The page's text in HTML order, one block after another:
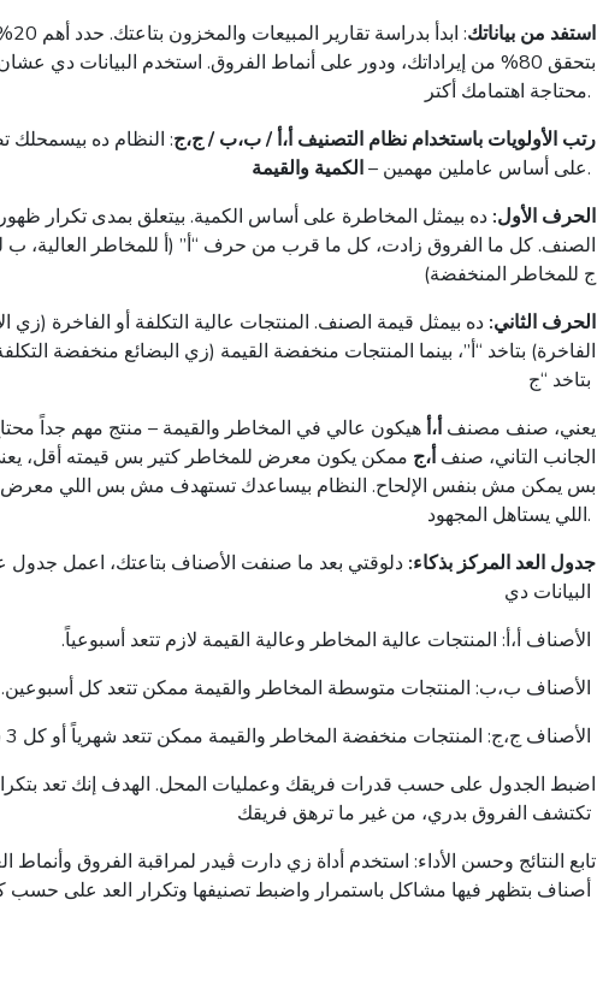
استفد من بياناتك
:
بتحقق 80% من إيراداتك، ودور على أنماط الفروق. استخدم البيانات دي
محتاجة اهتمامك أكتر.
رتب الأولويات باستخدام نظام التصنيف أ،أ / ب،ب / ج،ج: النظام ده بيسمحلك
على أساس عاملين مهمين –الكمية والقيمة
.
.الحرف الأول: ده بيمثل المخاطرة على أساس الكمية. بيتعلق بمدى تكرار
الصنف. كل ما الفروق زادت، كل ما قرب من حرف “أ” (أ للمخاطر العالية، ب
ج للمخاطر المنخفضة)
الحرف الثاني: ده بيمثل قيمة الصنف. المنتجات عالية التكلفة أو الفاخرة (زي
الفاخرة) بتاخد “أ”، بينما المنتجات منخفضة القيمة (زي البضائع منخفضة
بتاخد “ج
يعني، صنف مصنفأ،أهيكون عالي في المخاطر والقيمة – منتج مهم جداً
الجانب التاني، صنفأ،ج ممكن يكون معرض للمخاطر كتير بس قيمته أقل،
بس يمكن مش بنفس الإلحاح. النظام بيساعدك تستهدف مش بس اللي معرض
اللي يستاهل المجهود.
جدول العد المركز بذكاء: دلوقتي بعد ما صنفت الأصناف بتاعتك، اعمل
البيانات دي
.الأصناف أ،أ: المنتجات عالية المخاطر وعالية القيمة لازم تتعد أسبوعياً
.الأصناف ب،ب: المنتجات متوسطة المخاطر والقيمة ممكن تتعد كل أسبوعين
.الأصناف ج،ج: المنتجات منخفضة المخاطر والقيمة ممكن تتعد شهرياً أو كل 3 شهور
تكتشف الفروق بدري، من غير ما ترهق فريقك
أصناف بتظهر فيها مشاكل باستمرار واضبط تصنيفها وتكرار العد على حسب